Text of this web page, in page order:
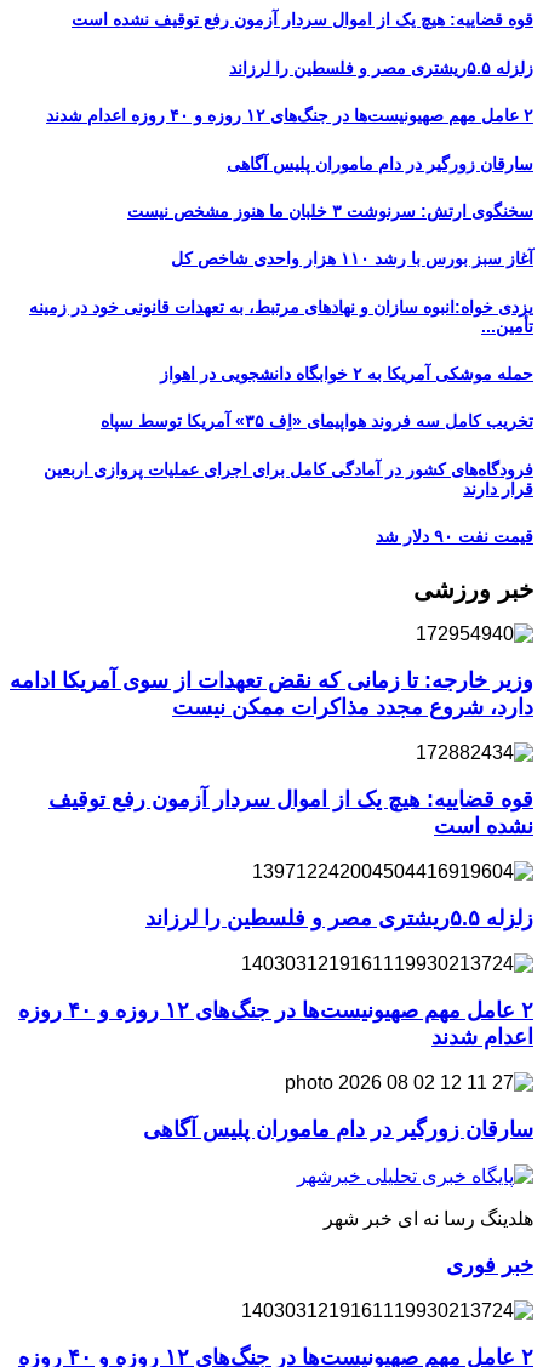
قوه قضاییه: هیچ یک از اموال سردار آزمون رفع توقیف نشده است
زلزله ۵.۵ریشتری مصر و فلسطین را لرزاند
۲ عامل مهم صهیونیست‌ها در جنگ‌های ۱۲ روزه و ۴۰ روزه اعدام شدند
سارقان زورگیر در دام ماموران پلیس آگاهی
سخنگوی ارتش: سرنوشت ۳ خلبان ما هنوز مشخص نیست
آغاز سبز بورس با رشد ۱۱۰ هزار واحدی شاخص کل
یزدی خواه:انبوه سازان و نهادهای مرتبط، به تعهدات قانونی خود در زمینه
تأمین...
حمله موشکی آمریکا به ۲ خوابگاه دانشجویی در اهواز
تخریب کامل سه فروند هواپیمای «اِف ۳۵» آمریکا توسط سپاه
فرودگاه‌های کشور در آمادگی کامل برای اجرای عملیات پروازی اربعین
قرار دارند
قیمت نفت ۹۰ دلار شد
خبر ورزشی
وزیر خارجه: تا زمانی که نقض تعهدات از سوی آمریکا ادامه
دارد، شروع مجدد مذاکرات ممکن نیست
قوه قضاییه: هیچ یک از اموال سردار آزمون رفع توقیف
نشده است
زلزله ۵.۵ریشتری مصر و فلسطین را لرزاند
۲ عامل مهم صهیونیست‌ها در جنگ‌های ۱۲ روزه و ۴۰ روزه
اعدام شدند
سارقان زورگیر در دام ماموران پلیس آگاهی
هلدینگ رسا نه ای خبر شهر
خبر فوری
۲ عامل مهم صهیونیست‌ها در جنگ‌های ۱۲ روزه و ۴۰ روزه